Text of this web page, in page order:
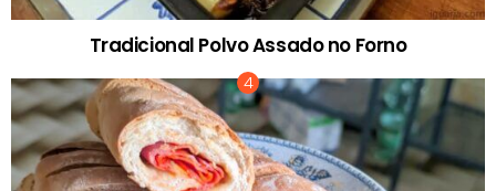
Tradicional Polvo Assado no Forno